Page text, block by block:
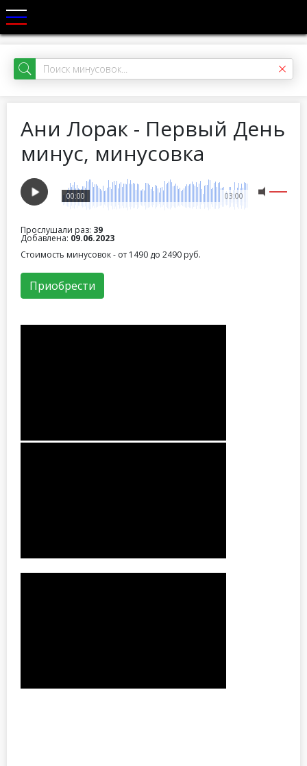
Ани Лорак - Первый День
минус, минусовка
03:00
00:00
Прослушали раз: 39
Добавлена: 09.06.2023
Стоимость минусовок - от 1490 до 2490 руб.
Приобрести